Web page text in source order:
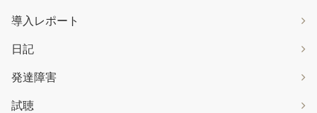
導入レポート
日記
発達障害
試聴